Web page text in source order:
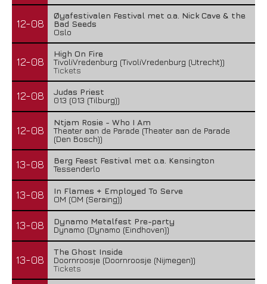
12-08
Øyafestivalen Festival met o.a. Nick Cave & the
Bad Seeds
Oslo
12-08
High On Fire
TivoliVredenburg (TivoliVredenburg (Utrecht))
Tickets
12-08
Judas Priest
013 (013 (Tilburg))
12-08
Ntjam Rosie - Who I Am
Theater aan de Parade (Theater aan de Parade
(Den Bosch))
13-08
Berg Feest Festival met o.a. Kensington
Tessenderlo
13-08
In Flames + Employed To Serve
OM (OM (Seraing))
13-08
Dynamo Metalfest Pre-party
Dynamo (Dynamo (Eindhoven))
13-08
The Ghost Inside
Doornroosje (Doornroosje (Nijmegen))
Tickets